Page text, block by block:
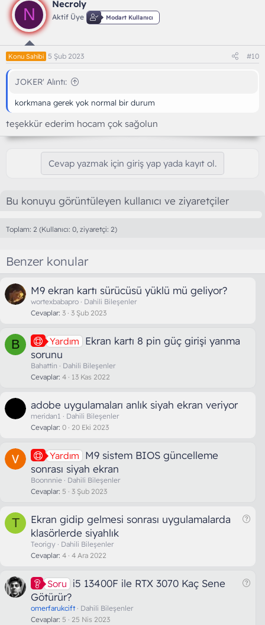
N
Necroly
Aktif Üye Modart Kullanıcı
Konu Sahibi 5 Şub 2023 #10
JOKER' Alıntı:
korkmana gerek yok normal bir durum
teşekkür ederim hocam çok sağolun
Cevap yazmak için giriş yap yada kayıt ol.
Bu konuyu görüntüleyen kullanıcı ve ziyaretçiler
Toplam: 2 (Kullanıcı: 0, ziyaretçi: 2)
Benzer konular
M9 ekran kartı sürücüsü yüklü mü geliyor?
wortexbabapro
Dahili Bileşenler
Cevaplar 3 3 Şub 2023
B Yardım
Ekran kartı 8 pin güç girişi yanma
sorunu
Bahattin
Dahili Bileşenler
Cevaplar 4 13 Kas 2022
adobe uygulamaları anlık siyah ekran veriyor
meridan1
Dahili Bileşenler
Cevaplar 0 20 Eki 2023
Yardım
M9 sistem BIOS güncelleme
sonrası siyah ekran
Boonnnie
Dahili Bileşenler
Cevaplar 5 3 Şub 2023
T
Ekran gidip gelmesi sonrası uygulamalarda
klasörlerde siyahlık
Teorigy
Dahili Bileşenler
Cevaplar 4 4 Ara 2022
Soru
i5 13400F ile RTX 3070 Kaç Sene
Götürür?
omerfarukcift
Dahili Bileşenler
Cevaplar 5 25 Nis 2023